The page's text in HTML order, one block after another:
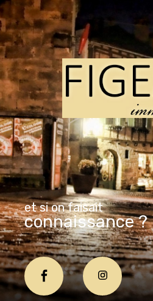
Accueil
et si on faisait
connaissance ?